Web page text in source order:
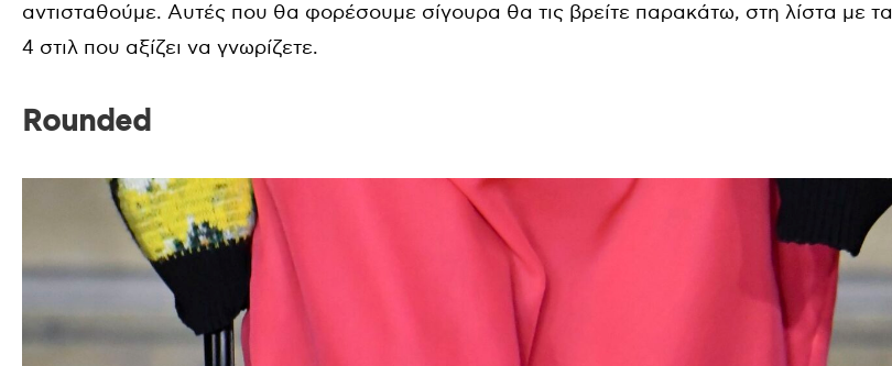
αντισταθούμε. Αυτές που θα φορέσουμε σίγουρα θα τις βρείτε παρακάτω, στη λίστα με τα
4 στιλ που αξίζει να γνωρίζετε.
Rounded